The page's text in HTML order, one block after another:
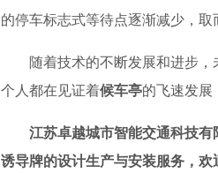
的停车标志式等待点逐渐减少，
随着技术的不断发展和进步
个人都在见证着候车亭的飞速发展
江苏卓越城市智能交通科技有
诱导牌的设计生产与安装服务，